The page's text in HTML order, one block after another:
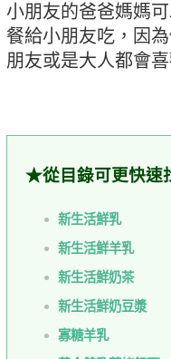
小朋友的爸爸媽媽
餐給小朋友吃，因
朋友或是大人都會喜
★從目錄可更快速
新生活鮮乳
新生活鮮羊乳
新生活鮮奶茶
新生活鮮奶豆漿
寡糖羊乳